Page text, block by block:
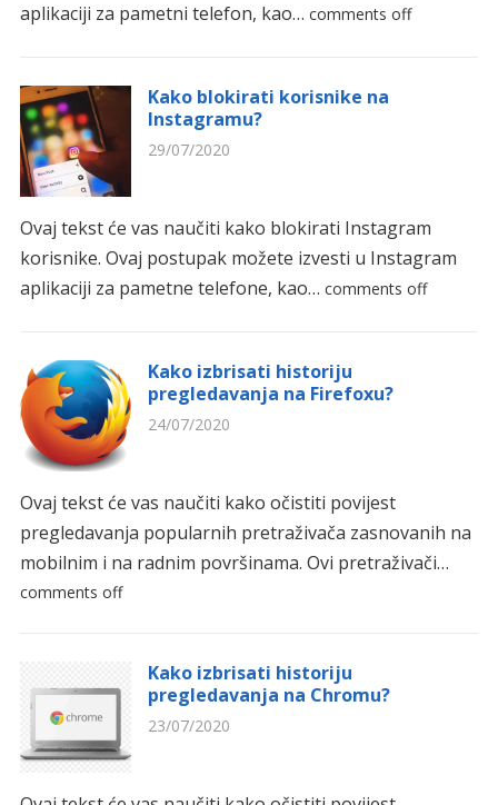
aplikaciji za pametni telefon, kao… comments off
Kako blokirati korisnike na
Instagramu?
29/07/2020
Ovaj tekst će vas naučiti kako blokirati Instagram
korisnike. Ovaj postupak možete izvesti u Instagram
aplikaciji za pametne telefone, kao… comments off
Kako izbrisati historiju
pregledavanja na Firefoxu?
24/07/2020
Ovaj tekst će vas naučiti kako očistiti povijest
pregledavanja popularnih pretraživača zasnovanih na
mobilnim i na radnim površinama. Ovi pretraživači…
comments off
Kako izbrisati historiju
pregledavanja na Chromu?
23/07/2020